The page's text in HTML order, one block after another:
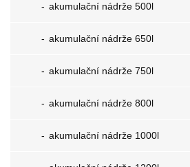
akumulační nádrže 500l
akumulační nádrže 650l
akumulační nádrže 750l
akumulační nádrže 800l
akumulační nádrže 1000l